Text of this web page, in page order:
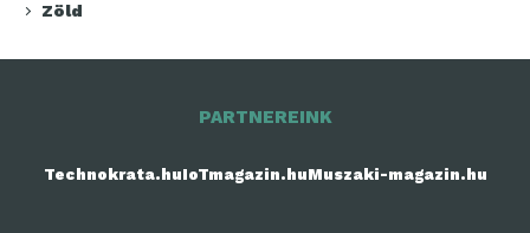
Zöld
PARTNEREINK
Technokrata.huIoTmagazin.huMuszaki-magazin.hu